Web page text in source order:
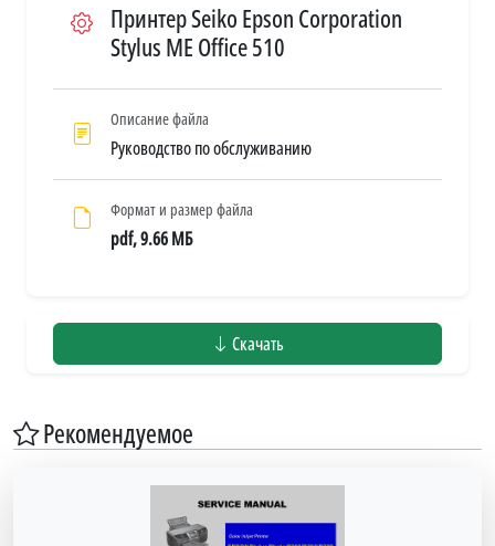
Принтер Seiko Epson Corporation
Stylus ME Office 510
Описание файла
Руководство по обслуживанию
Формат и размер файла
pdf, 9.66 МБ
Скачать
Рекомендуемое